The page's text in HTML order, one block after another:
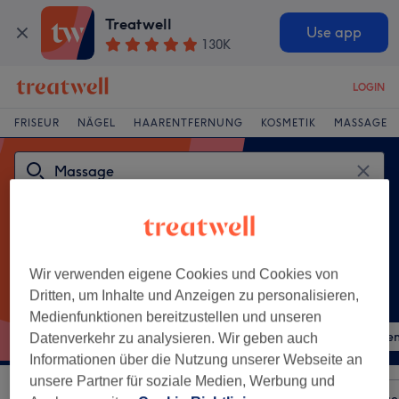
Treatwell
130K
Use app
LOGIN
FRISEUR NÄGEL HAARENTFERNUNG KOSMETIK MASSAGE
Beliebte Behandlungen
Entspannungsmassage
Schulter-, Rücken- &
Wir verwenden eigene Cookies und Cookies von
Dritten, um Inhalte und Anzeigen zu personalisieren,
Medienfunktionen bereitzustellen und unseren
Datenverkehr zu analysieren. Wir geben auch
Informationen über die Nutzung unserer Webseite an
unsere Partner für soziale Medien, Werbung und